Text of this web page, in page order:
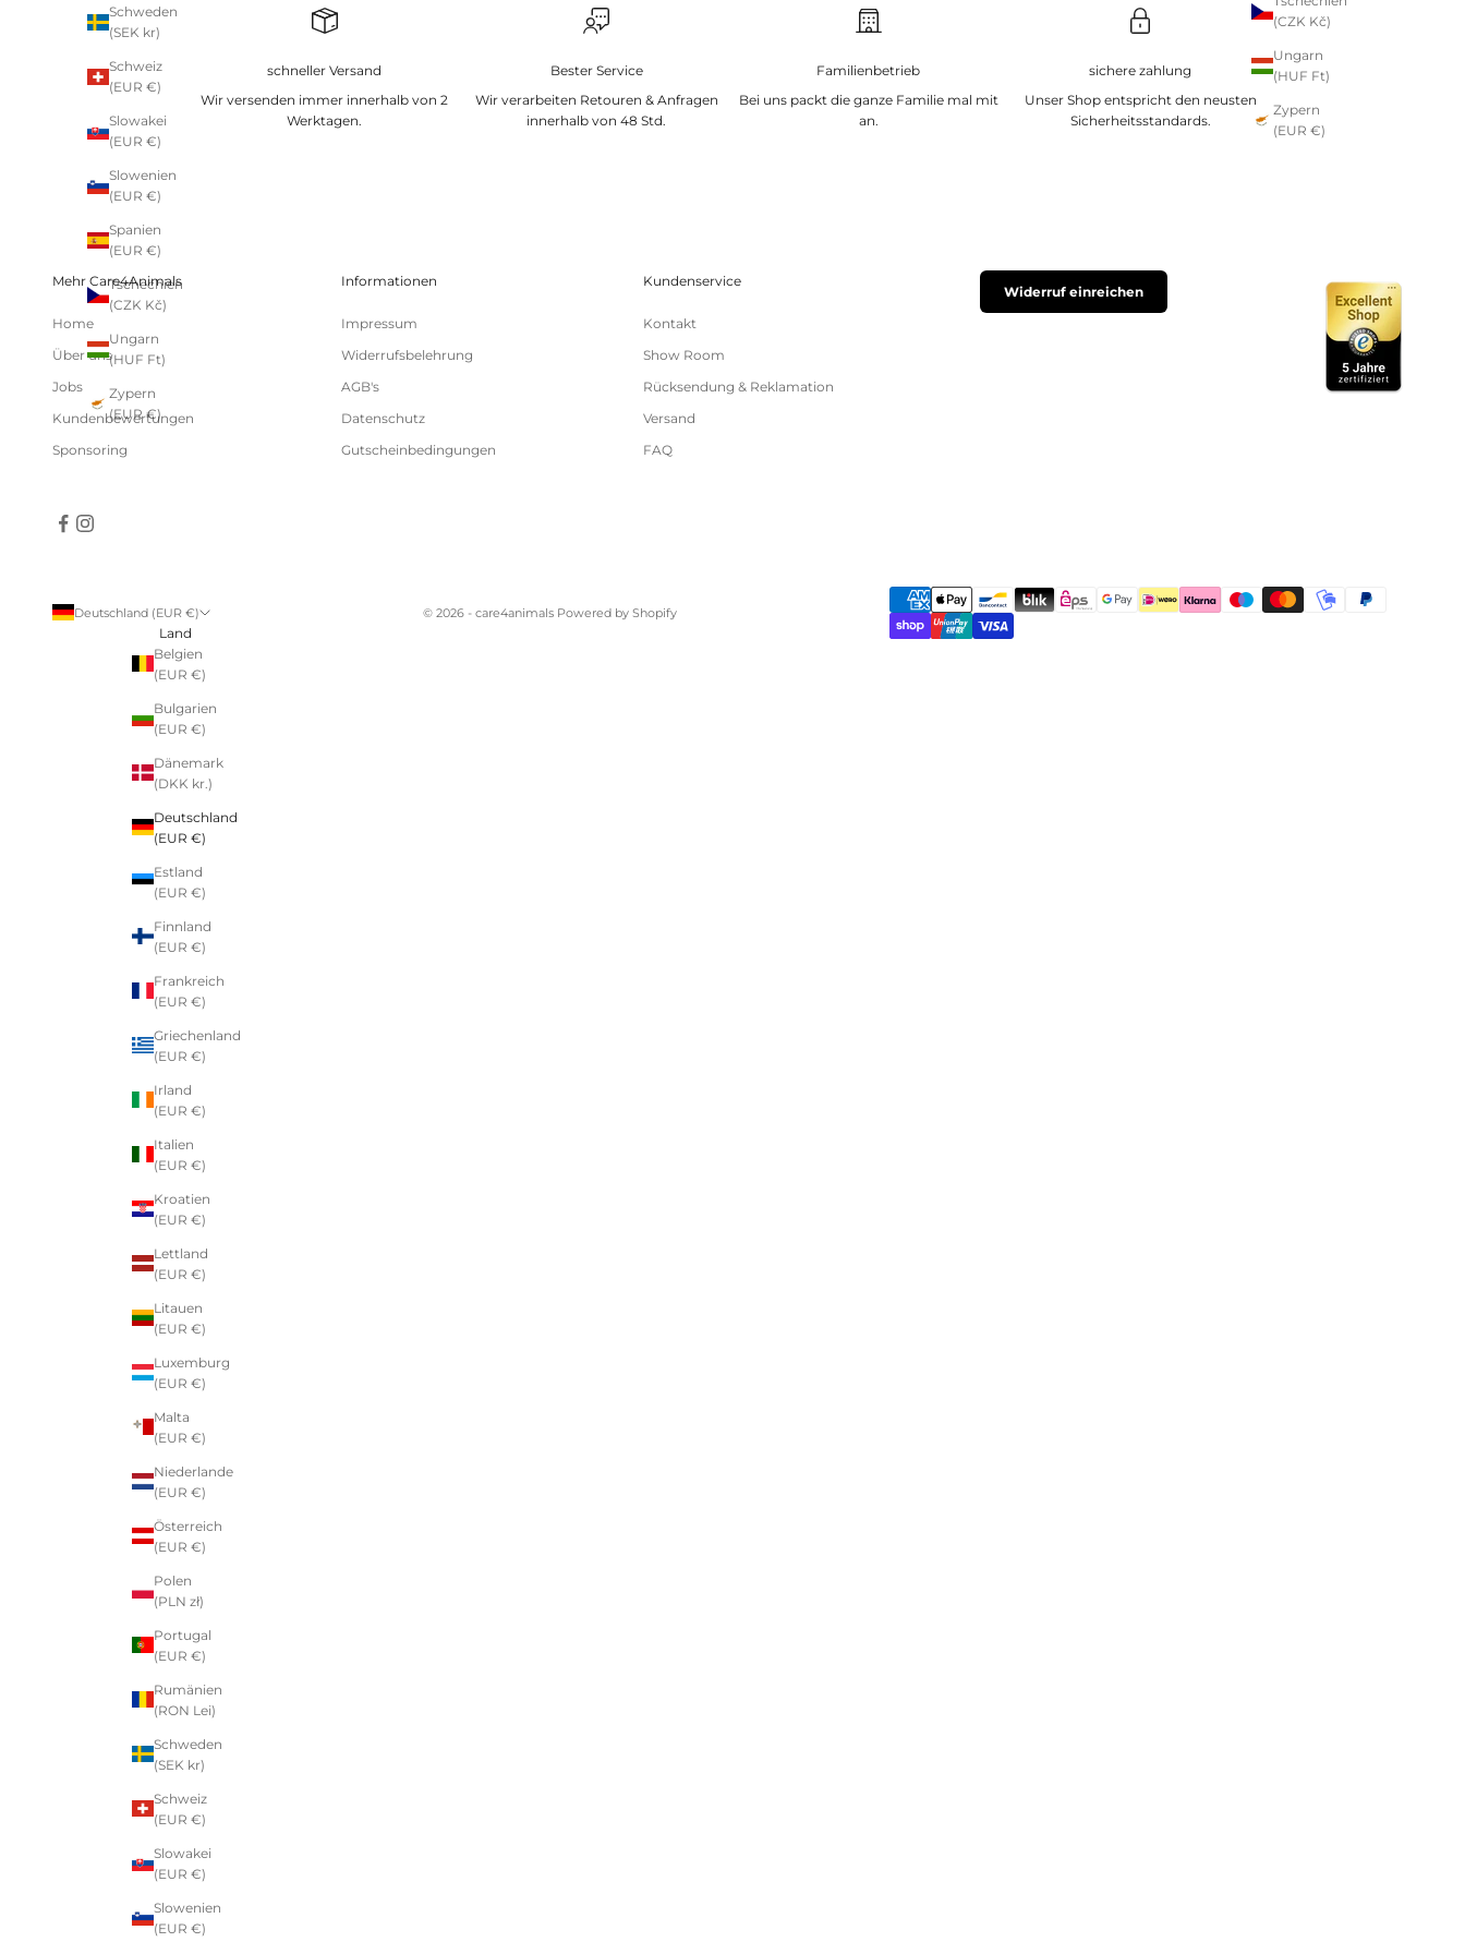
(CZK Kč)
Ungarn
(HUF Ft)
Zypern
(EUR €)
Schweden
(SEK kr)
Schweiz
(EUR €)
Slowakei
(EUR €)
Slowenien
(EUR €)
Spanien
(EUR €)
Tschechien
(CZK Kč)
Ungarn
(HUF Ft)
Zypern
(EUR €)
schneller Versand
Wir versenden immer innerhalb von 2
Werktagen.
Bester Service
Wir verarbeiten Retouren & Anfragen
innerhalb von 48 Std.
Familienbetrieb
Bei uns packt die ganze Familie mal mit
an.
sichere zahlung
Unser Shop entspricht den neusten
Sicherheitsstandards.
Mehr Care4Animals
Home
Über uns
Jobs
Kundenbewertungen
Sponsoring
Informationen
Impressum
Widerrufsbelehrung
AGB's
Datenschutz
Gutscheinbedingungen
Kundenservice
Kontakt
Show Room
Rücksendung & Reklamation
Versand
FAQ
Widerruf einreichen
Deutschland (EUR €)
Land
Belgien
(EUR €)
Bulgarien
(EUR €)
Dänemark
(DKK kr.)
Deutschland
(EUR €)
Estland
(EUR €)
Finnland
(EUR €)
Frankreich
(EUR €)
Griechenland
(EUR €)
Irland
(EUR €)
Italien
(EUR €)
Kroatien
(EUR €)
Lettland
(EUR €)
Litauen
(EUR €)
Luxemburg
(EUR €)
Malta
(EUR €)
Niederlande
(EUR €)
Österreich
(EUR €)
Polen
(PLN zł)
Portugal
(EUR €)
Rumänien
(RON Lei)
Schweden
(SEK kr)
Schweiz
(EUR €)
Slowakei
(EUR €)
Slowenien
(EUR €)
© 2026 - care4animals Powered by Shopify